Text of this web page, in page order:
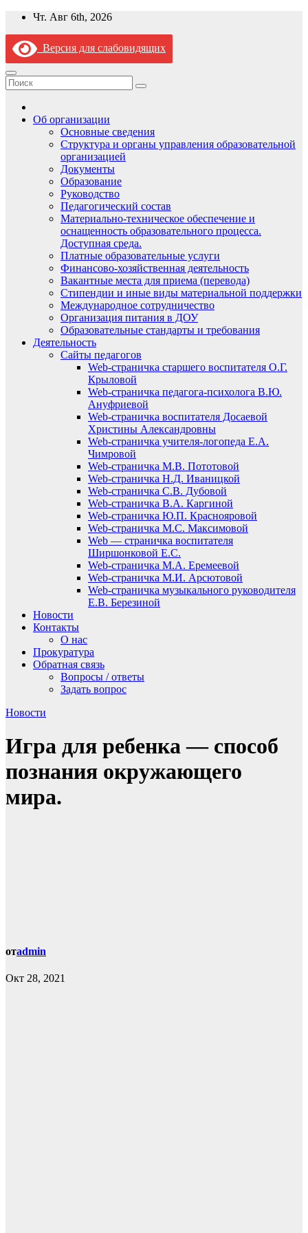
Перейти
содержимому
Чт. Авг 6th, 2026
Версия для слабовидящих
Об организации
Основные сведения
Структура и органы управления образовательной
организацией
Документы
Образование
Руководство
Педагогический состав
Материально-техническое обеспечение и
оснащенность образовательного процесса.
Доступная среда.
Платные образовательные услуги
Финансово-хозяйственная деятельность
Вакантные места для приема (перевода)
Стипендии и иные виды материальной поддержки
Международное сотрудничество
Организация питания в ДОУ
Образовательные стандарты и требования
Деятельность
Сайты педагогов
Web-страничка старшего воспитателя О.Г.
Крыловой
Web-страничка педагога-психолога В.Ю.
Ануфриевой
Web-страничка воспитателя Досаевой
Христины Александровны
Web-страничка учителя-логопеда Е.А.
Чимровой
Web-страничка М.В. Пототовой
Web-страничка Н.Д. Иваницкой
Web-страничка С.В. Дубовой
Web-страничка В.А. Каргиной
Web-страничка Ю.П. Краснояровой
Web-страничка М.С. Максимовой
Web — страничка воспитателя
Ширшонковой Е.С.
Web-страничка М.А. Еремеевой
Web-страничка М.И. Арсютовой
Web-страничка музыкального руководителя
Е.В. Березиной
Новости
Контакты
О нас
Прокуратура
Обратная связь
Вопросы / ответы
Задать вопрос
Новости
Игра для ребенка — способ
познания окружающего
мира.
отadmin
Окт 28, 2021